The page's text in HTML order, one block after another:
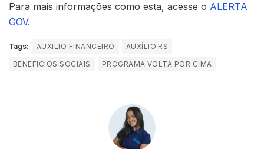
Para mais informações como esta, acesse o ALERTA
GOV.
Tags: AUXILIO FINANCEIRO
AUXÍLIO RS
BENEFICIOS SOCIAIS
PROGRAMA VOLTA POR CIMA